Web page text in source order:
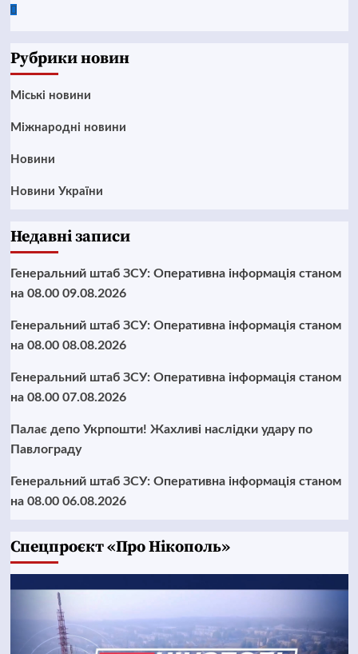
Google
Рубрики новин
Mіські новини
Міжнародні новини
Новини
Новини України
Недавні записи
Генеральний штаб ЗСУ: Оперативна інформація станом
на 08.00 09.08.2026
Генеральний штаб ЗСУ: Оперативна інформація станом
на 08.00 08.08.2026
Генеральний штаб ЗСУ: Оперативна інформація станом
на 08.00 07.08.2026
Палає депо Укрпошти! Жахливі наслідки удару по
Павлограду
Генеральний штаб ЗСУ: Оперативна інформація станом
на 08.00 06.08.2026
Cпецпроєкт «Про Нікополь»